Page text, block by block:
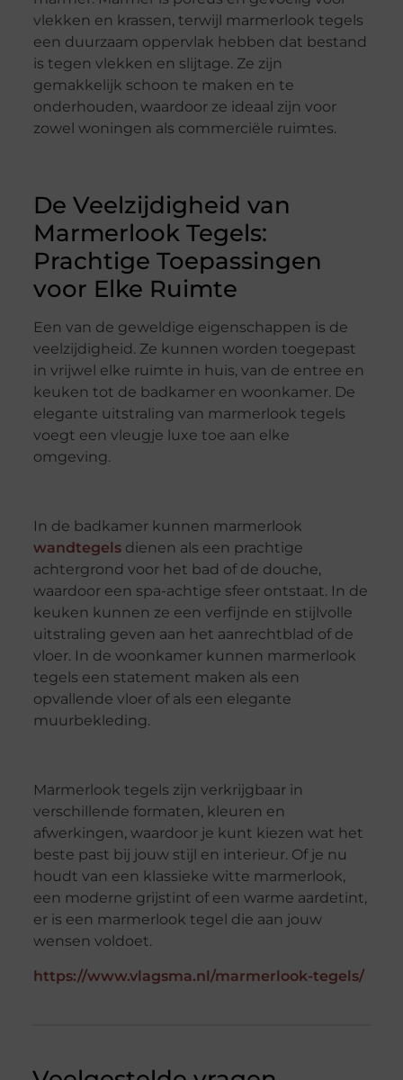
vlekken en krassen, terwijl marmerlook tegels
een duurzaam oppervlak hebben dat bestand
is tegen vlekken en slijtage. Ze zijn
gemakkelijk schoon te maken en te
onderhouden, waardoor ze ideaal zijn voor
zowel woningen als commerciële ruimtes.
De Veelzijdigheid van
Marmerlook Tegels:
Prachtige Toepassingen
voor Elke Ruimte
Een van de geweldige eigenschappen is de
veelzijdigheid. Ze kunnen worden toegepast
in vrijwel elke ruimte in huis, van de entree en
keuken tot de badkamer en woonkamer. De
elegante uitstraling van marmerlook tegels
voegt een vleugje luxe toe aan elke
omgeving.
In de badkamer kunnen marmerlook
wandtegelsdienen als een prachtige
achtergrond voor het bad of de douche,
waardoor een spa-achtige sfeer ontstaat. In de
keuken kunnen ze een verfijnde en stijlvolle
uitstraling geven aan het aanrechtblad of de
vloer. In de woonkamer kunnen marmerlook
tegels een statement maken als een
opvallende vloer of als een elegante
muurbekleding.
Marmerlook tegels zijn verkrijgbaar in
verschillende formaten, kleuren en
afwerkingen, waardoor je kunt kiezen wat het
beste past bij jouw stijl en interieur. Of je nu
houdt van een klassieke witte marmerlook,
een moderne grijstint of een warme aardetint,
er is een marmerlook tegel die aan jouw
wensen voldoet.
https://www.vlagsma.nl/marmerlook-tegels/